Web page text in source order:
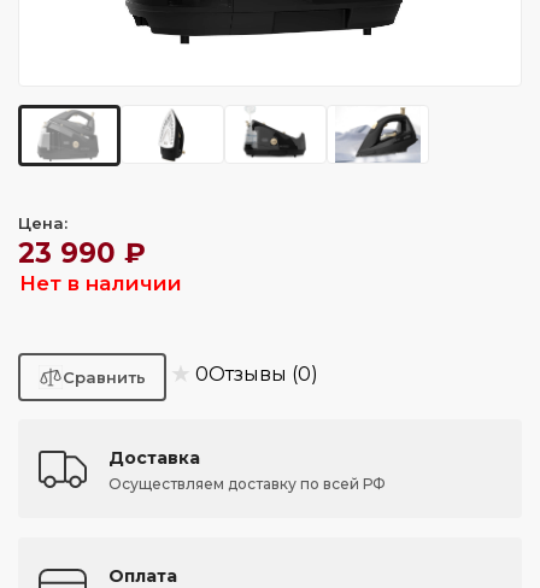
Цена:
23 990 ₽
Нет в наличии
★ 0Отзывы (0)
Доставка
Осуществляем доставку по всей РФ
Оплата